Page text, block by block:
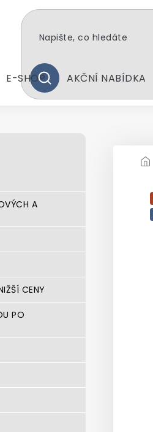
HLEDAT
E-SHOP AKČNÍ NABÍDKA
A
CENY
PO